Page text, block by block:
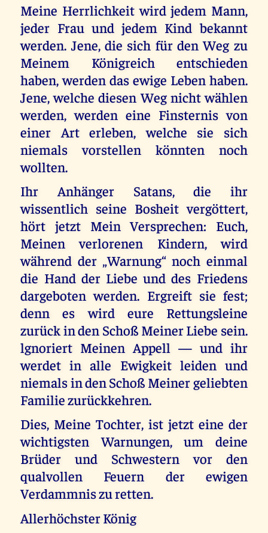
Meine Herrlichkeit wird jedem Mann,
jeder Frau und jedem Kind bekannt
werden. Jene, die sich für den Weg zu
Meinem Königreich entschieden
haben, werden das ewige Leben haben.
Jene, welche diesen Weg nicht wählen
werden, werden eine Finsternis von
einer Art erleben, welche sie sich
niemals vorstellen könnten noch
wollten.
Ihr Anhänger Satans, die ihr
wissentlich seine Bosheit vergöttert,
hört jetzt Mein Versprechen: Euch,
Meinen verlorenen Kindern, wird
während der „Warnung“ noch einmal
die Hand der Liebe und des Friedens
dargeboten werden. Ergreift sie fest;
denn es wird eure Rettungsleine
zurück in den Schoß Meiner Liebe sein.
lgnoriert Meinen Appell — und ihr
werdet in alle Ewigkeit leiden und
niemals in den Schoß Meiner geliebten
Familie zurückkehren.
Dies, Meine Tochter, ist jetzt eine der
wichtigsten Warnungen, um deine
Brüder und Schwestern vor den
qualvollen Feuern der ewigen
Verdammnis zu retten.
Allerhöchster König